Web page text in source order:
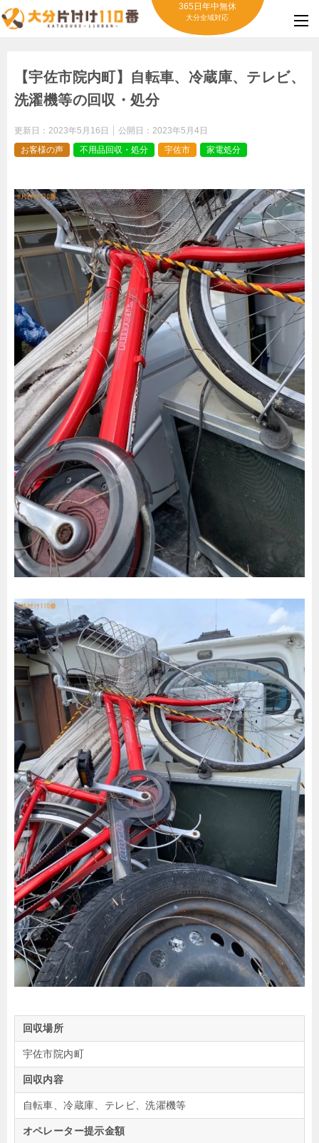
365日年中無休
大分全域対応
【宇佐市院内町】自転車、冷蔵庫、テレビ、
洗濯機等の回収・処分
更新日： 2023年5月16日 公開日： 2023年5月4日
お客様の声
不用品回収・処分 宇佐市 家電処分
回収場所
宇佐市院内町
回収内容
自転車、冷蔵庫、テレビ、洗濯機等
オペレーター提示金額